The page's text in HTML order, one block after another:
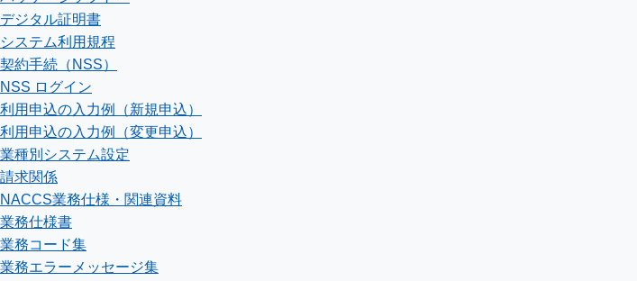
デジタル証明書
システム利用規程
契約手続（NSS）
NSS ログイン
利用申込の入力例（新規申込）
利用申込の入力例（変更申込）
業種別システム設定
請求関係
NACCS業務仕様・関連資料
業務仕様書
業務コード集
業務エラーメッセージ集